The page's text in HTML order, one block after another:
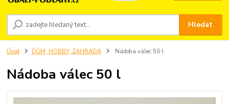
Hledat
Úvod DŮM, HOBBY, ZAHRADA Nádoba válec 50 l
Nádoba válec 50 l